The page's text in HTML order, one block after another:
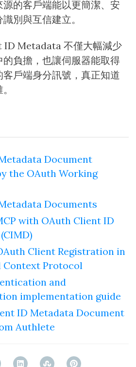
的客戶端能以更簡潔、安
別與互信建立。
ID Metadata 不僅大幅減少
負擔，也讓伺服器能取得
戶端身分訊號，真正知道
Document
the OAuth Working
Documents
with OAuth Client ID
Client Registration in
Context Protocol
and
implementation guide
ID Metadata Document
Authlete